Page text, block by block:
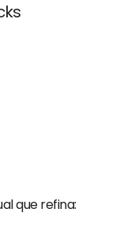
que refina: